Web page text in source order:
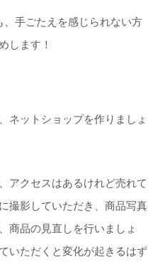
手ごたえを感じられない方
します！
ネットショップを作りましょ
アクセスはあるけれど売れて
撮影していただき、商品写真
商品の見直しを行いましょ
いただくと変化が起きるはず